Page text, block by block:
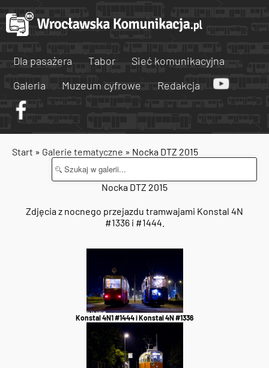
Dla pasażera Tabor
Sieć komunikacyjna
Galeria
Muzeum cyfrowe Redakcja
Start » Galerie tematyczne » Nocka DTZ 2015
Nocka DTZ 2015
Zdjęcia z nocnego przejazdu tramwajami Konstal 4N
#1336 i #1444.
Konstal 4N1 #1444 i Konstal 4N #1336